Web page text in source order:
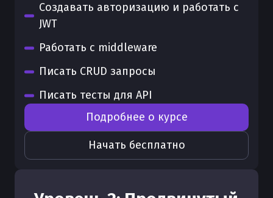
Создавать авторизацию и работать с
JWT
Работать с middleware
Писать CRUD запросы
Писать тесты для API
Начать бесплатно
Подробнее о курсе